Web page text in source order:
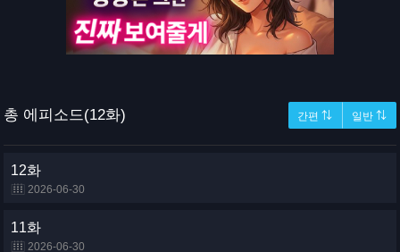
총 에피소드(12화) 간편 ⇅ 일반 ⇅
12화
2026-06-30
11화
2026-06-30